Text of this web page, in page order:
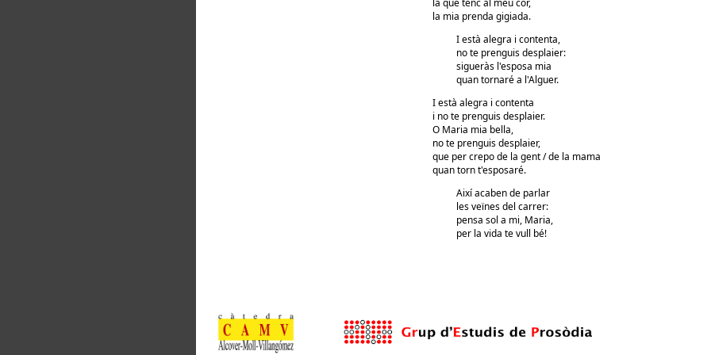
la que tenc al meu cor,
la mia prenda gigiada.
I està alegra i contenta,
no te prenguis desplaier:
sigueràs l'esposa mia
quan tornaré a l'Alguer.
I està alegra i contenta
i no te prenguis desplaier.
O Maria mia bella,
no te prenguis desplaier,
que per crepo de la gent / de la mama
quan torn t'esposaré.
Així acaben de parlar
les veïnes del carrer:
pensa sol a mi, Maria,
per la vida te vull bé!